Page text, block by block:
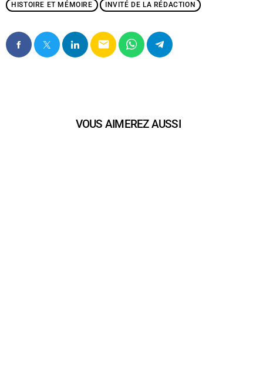
HISTOIRE ET MÉMOIRE INVITÉ DE LA RÉDACTION
email
VOUS AIMEREZ AUSSI